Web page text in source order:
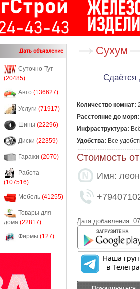
Дать объявление
Суточно-Тут
(20485)
Авто (136627)
Услуги (71917)
Шины (22296)
Диски (22359)
Гаражи (2070)
Работа
(107516)
Мебель (41255)
Товары для
дома (22817)
Фирмы (127)
Сухум
Сдаётся
Количество комнат:
Расстояние до моря:
Инфраструктура:
Удобства: Все
Стоимость
Имя: леон
Дата добавления: